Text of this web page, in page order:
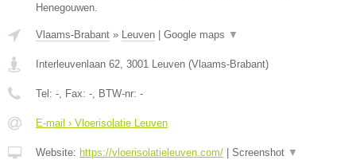
Henegouwen.
Vlaams-Brabant » Leuven Google maps ▼
Interleuvenlaan 62, 3001 Leuven (Vlaams-Brabant)
Tel: -, Fax: -, BTW-nr: -
E-mail › Vloerisolatie Leuven
Website: https://vloerisolatieleuven.com/ Screenshot ▼